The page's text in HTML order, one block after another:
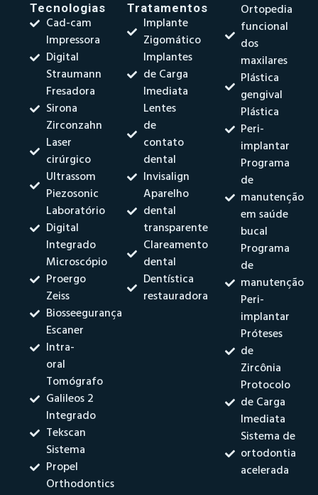
Tecnologias
Cad-cam
Impressora
Digital
Straumann
Fresadora
Sirona
Zirconzahn
Laser
cirúrgico
Ultrassom
Piezosonic
Laboratório
Digital
Integrado
Microscópio
Proergo
Zeiss
Biosseegurança
Escaner
Intra-
oral
Tomógrafo
Galileos 2
Integrado
Tekscan
Sistema
Propel
Orthodontics
Tratamentos
Implante
Zigomático
Implantes
de Carga
Imediata
Lentes
de
contato
dental
Invisalign
Aparelho
dental
transparente
Clareamento
dental
Dentística
restauradora
Ortopedia
funcional
dos
maxilares
Plástica
gengival
Plástica
Peri-
implantar
Programa
de
manutenção
em saúde
bucal
Programa
de
manutenção
Peri-
implantar
Próteses
de
Zircônia
Protocolo
de Carga
Imediata
Sistema de
ortodontia
acelerada